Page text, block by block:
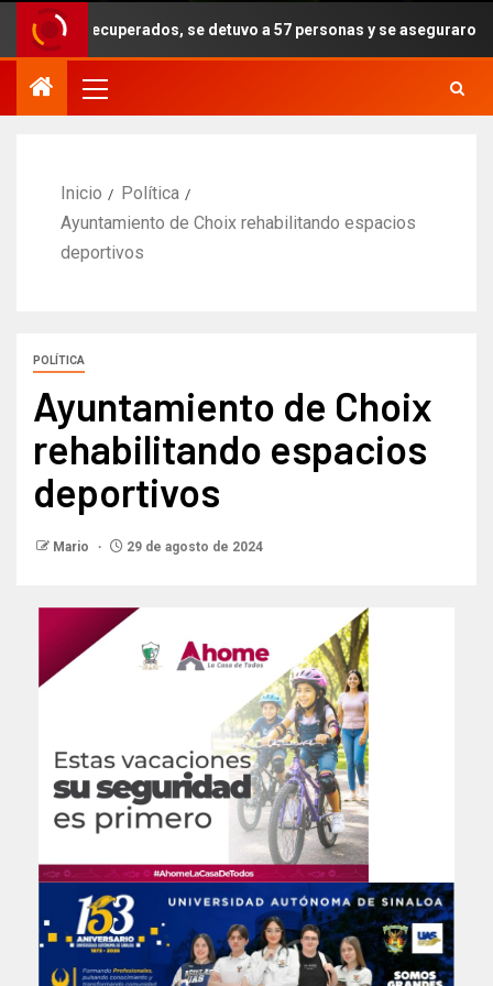
se detuvo a 57 personas y se aseguraron armas,
Inicio
Política
Ayuntamiento de Choix rehabilitando espacios
deportivos
POLÍTICA
Ayuntamiento de Choix
rehabilitando espacios
deportivos
Mario 29 de agosto de 2024